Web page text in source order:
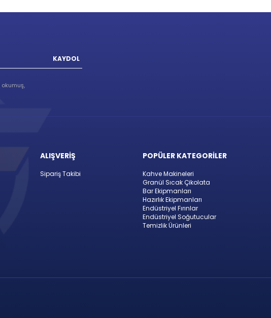
KAYDOL
okumuş,
ALIŞVERİŞ
Sipariş Takibi
POPÜLER KATEGORİLER
Kahve Makineleri
Granül Sıcak Çikolata
Bar Ekipmanları
Hazırlık Ekipmanları
Endüstriyel Fırınlar
Endüstriyel Soğutucular
Temizlik Ürünleri